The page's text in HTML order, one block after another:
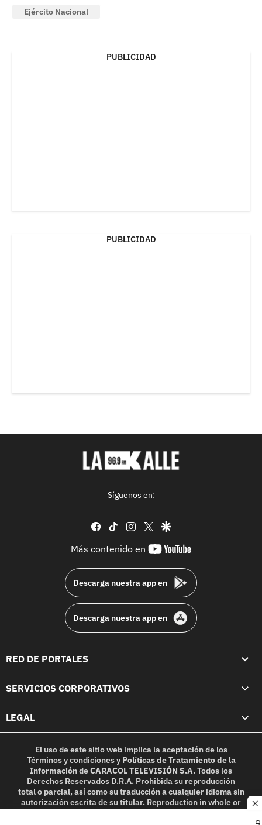
Ejército Nacional
PUBLICIDAD
PUBLICIDAD
Síguenos en:
facebook
tiktok instagram
twittergoogle
Más contenido en
youtube-
Descarga nuestra app en
Descarga nuestra app en
RED DE PORTALES
SERVICIOS CORPORATIVOS
LEGAL
El uso de este sitio web implica la aceptación de los
Términos y condicionesy Políticas de Tratamiento de la
InformacióndeCARACOL TELEVISIÓN S.A.Todos los
Derechos Reservados D.R.A. Prohibida su reproducción
total o parcial, así como su traducción a cualquier idioma sin
autorización escrita de su titular. Reproduction in whole or
in part, or translation without written permission is